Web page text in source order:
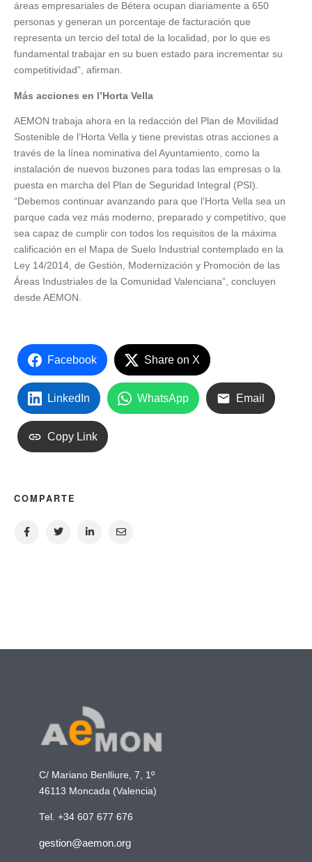
áreas empresariales de Bétera ocupan diariamente a 650
personas y generan un porcentaje de facturación que
representa un tercio del total de la localidad, por lo que es
fundamental trabajar en su buen estado para incrementar su
competitividad”, afirman.
Más acciones en l’Horta Vella
AEMON trabaja ahora en la redacción del Plan de Movilidad
Sostenible de l’Horta Vella y tiene previstas otras acciones a
través de la línea nominativa del Ayuntamiento, como la
instalación de nuevos buzones para todas las empresas o la
puesta en marcha del Plan de Seguridad Integral (PSI).
“Debemos continuar avanzando para que l’Horta Vella sea un
parque cada vez más moderno, preparado y competitivo, que
sea capaz de cumplir con todos los requisitos de la máxima
calificación en el Mapa de Suelo Industrial contemplado en la
Ley 14/2014, de Gestión, Modernización y Promoción de las
Áreas Industriales de la Comunidad Valenciana”, concluyen
desde AEMON.
Facebook Share on X
LinkedIn WhatsApp Email
Copy Link
COMPARTE
C/ Mariano Benlliure, 7, 1º
46113 Moncada (Valencia)
Tel. +34 607 677 676
gestion@aemon.org